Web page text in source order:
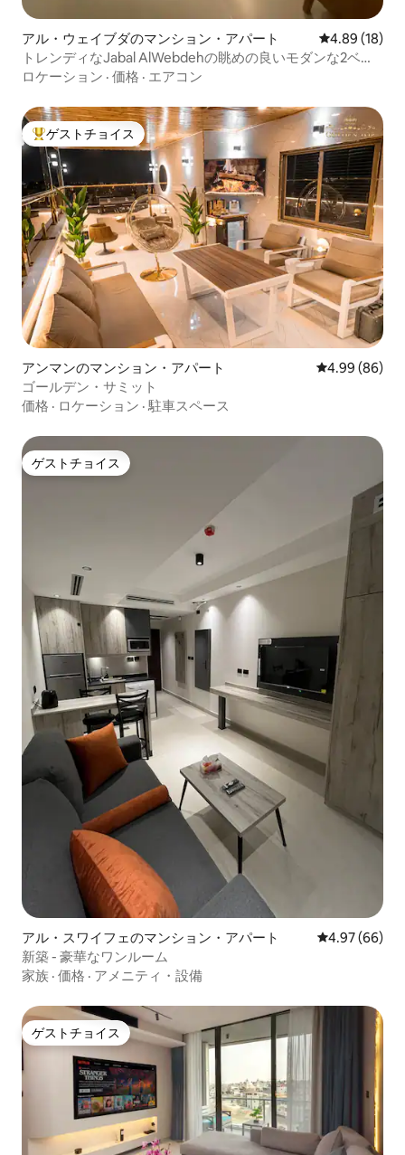
アル・ウェイブダのマンション・アパート レビュー18
4.89 (18)
トレンディなJabal AlWebdehの眺めの良いモダンな2ベッ
ドルーム
ロケーション · 価格 · エアコン
大好評のゲストチョイスです。
ゲストチョイス
アンマンのマンション・アパート レビュー86件
4.99 (86)
ゴールデン・サミット
価格 · ロケーション · 駐車スペース
ゲストチョイス
ゲストチョイス
アル・スワイフェのマンション・アパート レビュー66
4.97 (66)
新築 - 豪華なワンルーム
家族 · 価格 · アメニティ・設備
ゲストチョイス
ゲストチョイス